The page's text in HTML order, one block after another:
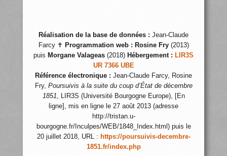
Réalisation de la base de données : Jean-Claude
Farcy ✝ Programmation web : Rosine Fry(2013)
puis Morgane Valageas (2018) Hébergement : LIR3S
UR 7366 UBE
Référence électronique : Jean-Claude Farcy, Rosine
Fry, Poursuivis à la suite du coup d’État de décembre
1851, LIR3S (Université Bourgogne Europe), [En
ligne], mis en ligne le 27 août 2013 (adresse
http://tristan.u-
bourgogne.fr/Inculpes/WEB/1848_Index.html) puis le
20 juillet 2018, URL : https://poursuivis-decembre-
1851.fr/index.php